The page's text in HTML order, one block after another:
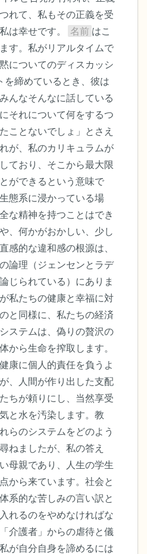
れて、私もその正義を受
は幸せです。
名前 はこ
す。私がリアルタイムで
についてのディスカッシ
を締めているとき、彼は
んなそんなに話している
それについて何をするつ
ことないでしょ」とさえ
が、私のカリキュラムが
ており、そこから最大限
ができるという意味で
態系に浸かっている場
な精神を持つことはでき
、何かがおかしい、少し
感的な違和感の根源は、
論理（ジェンセンとラデ
じられている）にありま
私たちの健康と幸福に対
と同様に、私たちの経済
ステムは、偽りの贅沢の
から生命を搾取します。
康に個人的責任を負うよ
、人間が作り出した支配
ちが頼りにし、当然享受
と水を汚染します。教
らのシステムをどのよう
ねましたが、私の答え
母親であり、人生の学生
から来ています。社会と
系的な苦しみの言い訳と
れるのをやめなければな
介護者」からの虐待と儀
が自分自身を諦めるには